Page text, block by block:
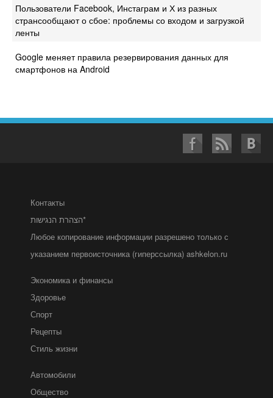
Пользователи Facebook, Инстаграм и Х из разных
странсообщают о сбое: проблемы со входом и загрузкой
ленты
Google меняет правила резервирования данных для
смартфонов на Android
Контакты
הצהרת הנגישות*
Любое копирование информации разрешено только с
указанием первоисточника (гиперссылка) ashkelon.ru
Экономика и финансы
Здоровье
Спорт
Рецепты
Стиль жизни
Автомобили
Общество